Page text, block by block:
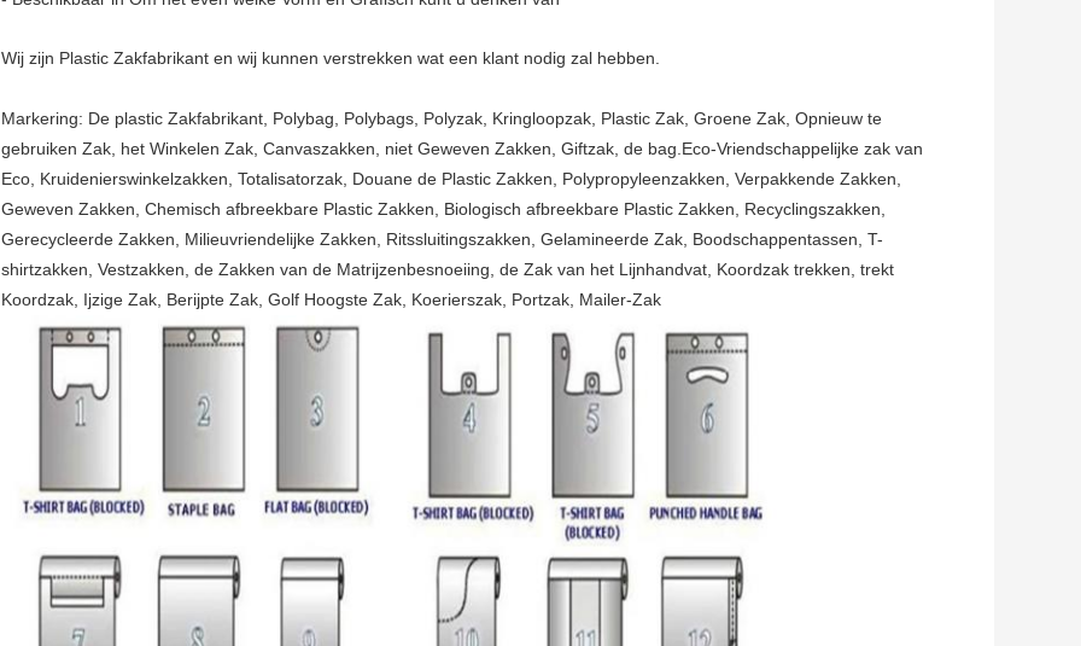
Wij zijn Plastic Zakfabrikant en wij kunnen verstrekken wat een klant nodig zal hebben.
Markering: De plastic Zakfabrikant, Polybag, Polybags, Polyzak, Kringloopzak, Plastic Zak, Groene Zak, Opnieuw te
gebruiken Zak, het Winkelen Zak, Canvaszakken, niet Geweven Zakken, Giftzak, de bag.Eco-Vriendschappelijke zak van
Eco, Kruidenierswinkelzakken, Totalisatorzak, Douane de Plastic Zakken, Polypropyleenzakken, Verpakkende Zakken,
Geweven Zakken, Chemisch afbreekbare Plastic Zakken, Biologisch afbreekbare Plastic Zakken, Recyclingszakken,
Gerecycleerde Zakken, Milieuvriendelijke Zakken, Ritssluitingszakken, Gelamineerde Zak, Boodschappentassen, T-
shirtzakken, Vestzakken, de Zakken van de Matrijzenbesnoeiing, de Zak van het Lijnhandvat, Koordzak trekken, trekt
Koordzak, Ijzige Zak, Berijpte Zak, Golf Hoogste Zak, Koerierszak, Portzak, Mailer-Zak